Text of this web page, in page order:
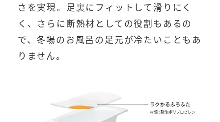
さを実現。足裏にフィットして滑りにく
く、さらに断熱材としての役割もあるの
で、冬場のお風呂の足元が冷たいこともあ
りません。